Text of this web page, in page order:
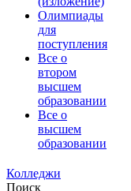
Олимпиады
для
поступления
Все о
втором
высшем
образовании
Все о
высшем
образовании
Колледжи
Поиск